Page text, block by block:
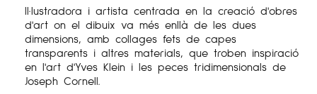
Il·lustradora i artista centrada en la creació d'obres
d'art on el dibuix va més enllà de les dues
dimensions, amb collages fets de capes
transparents i altres materials, que troben inspiració
en l'art d'Yves Klein i les peces tridimensionals de
Joseph Cornell.